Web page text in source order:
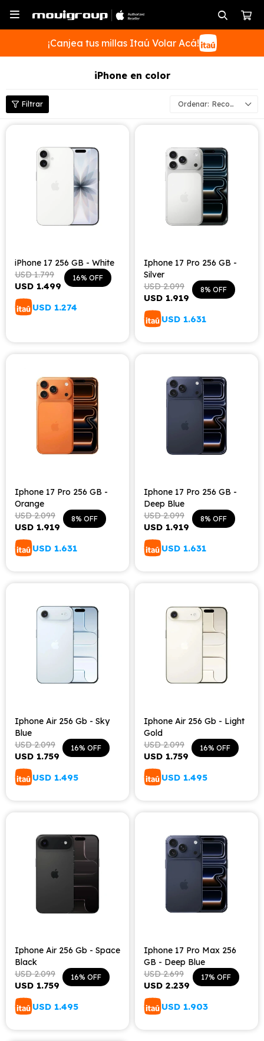

¡Canjea tus millas Itaú Volar Acá!
iPhone en color
Recomendados
iPhone 17 256 GB - White
USD 1.499
USD 1.799 16
USD 1.274
Iphone 17 Pro 256 GB -
Silver
USD 1.919
USD 2.099 8
USD 1.631
Iphone 17 Pro 256 GB -
Orange
USD 1.919
USD 2.099 8
USD 1.631
Iphone 17 Pro 256 GB -
Deep Blue
USD 1.919
USD 2.099 8
USD 1.631
Iphone Air 256 Gb - Sky
Blue
USD 1.759
USD 2.099 16
USD 1.495
Iphone Air 256 Gb - Light
Gold
USD 1.759
USD 2.099 16
USD 1.495
Iphone Air 256 Gb - Space
Black
USD 1.759
USD 2.099 16
USD 1.495
Iphone 17 Pro Max 256
GB - Deep Blue
USD 2.239
USD 2.699 17
USD 1.903